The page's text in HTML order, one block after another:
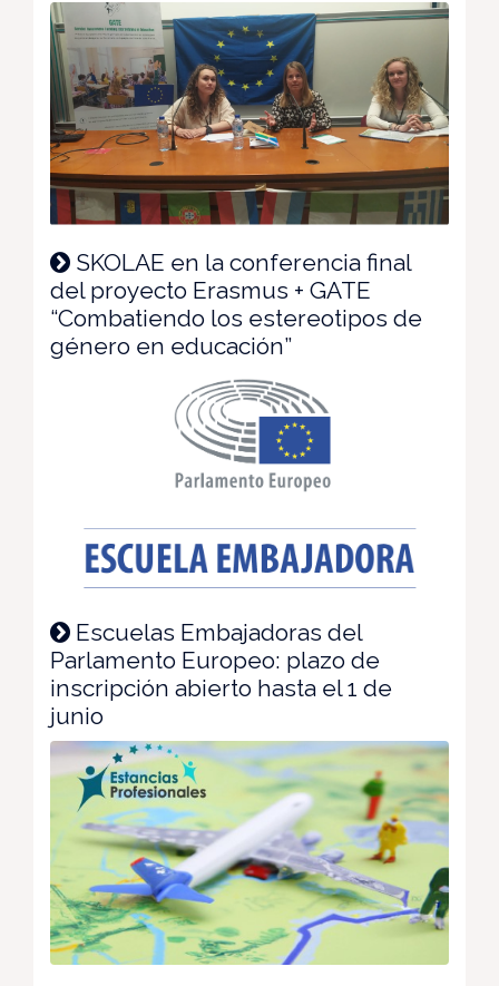
SKOLAE en la conferencia final
del proyecto Erasmus + GATE
“Combatiendo los estereotipos de
género en educación”
Escuelas Embajadoras del
Parlamento Europeo: plazo de
inscripción abierto hasta el 1 de
junio